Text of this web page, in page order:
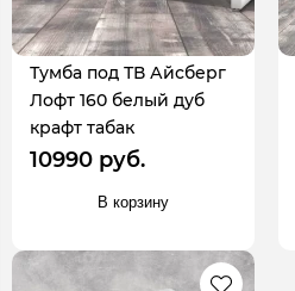
Тумба под ТВ Айсберг
Лофт 160 белый дуб
крафт табак
10990 руб.
В корзину